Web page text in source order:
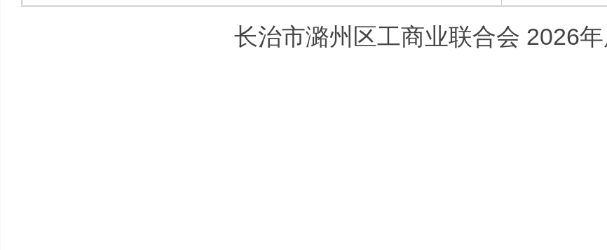
长治市潞州区工商业联合会 2026